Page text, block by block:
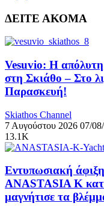
ΔΕΙΤΕ ΑΚΟΜΑ
Vesuvio: Η απόλυτη
στη Σκιάθο – Στο
Παρασκευή!
Skiathos Channel
7 Αυγούστου 2026 07/
13.1K
Εντυπωσιακή
ANASTASIA K
μαγνήτισε τα